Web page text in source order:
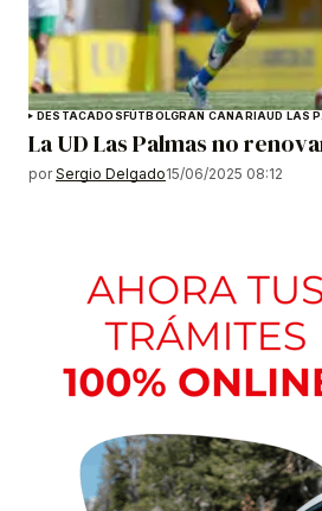
DESTACADOSFÚTBOLGRAN CANARIAUD LAS
La UD Las Palmas no
por Sergio Delgado15/06/2025 08:12